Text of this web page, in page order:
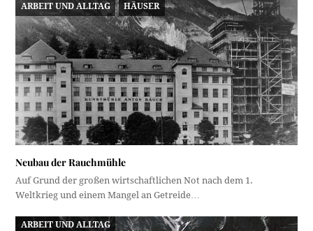
ARBEIT UND ALLTAG HÄUSER
Neubau der Rauchmühle
Auf Grund der großen wirtschaftlichen Not nach dem 1.
Weltkrieg und einem Mangel an Getreide…
ARBEIT UND ALLTAG